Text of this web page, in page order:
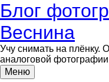
Перейти
к
содержимому
Блог
Веснина
Учу снимать на плёнку.
аналоговой
Меню